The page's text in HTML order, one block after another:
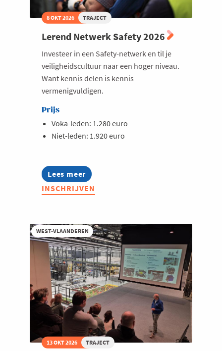
8 OKT 2026 TRAJECT
Lerend Netwerk Safety 2026
Investeer in een Safety-netwerk en til je
veiligheidscultuur naar een hoger niveau.
Want kennis delen is kennis
vermenigvuldigen.
Prijs
Voka-leden: 1.280 euro
Niet-leden: 1.920 euro
Lees meer
about
Lerend
Netwerk
INSCHRIJVEN
WEST-VLAANDEREN
13 OKT 2026 TRAJECT